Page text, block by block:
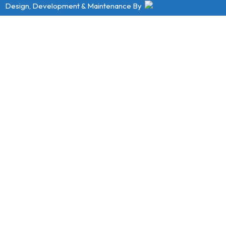
Design, Development & Maintenance By